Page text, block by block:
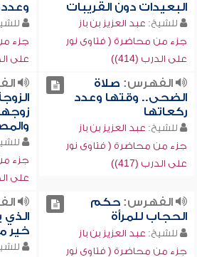
البعيدات دون القريبات
للشيخ: عبد العزيز بن باز
جزء من محاضرة ( فتاوى نور
على الدرب (414))
جزء
على
الفهرس: صلاة
الضحى.. وقتها وعدد
ركعاتها
للشيخ: عبد العزيز بن باز
جزء من محاضرة ( فتاوى نور
على الدرب (417))
جزء
على
الفهرس:حكم
الحجاب للمرأة
للشيخ: عبد العزيز بن باز
جزء من محاضرة ( فتاوى نور
الذي
خير